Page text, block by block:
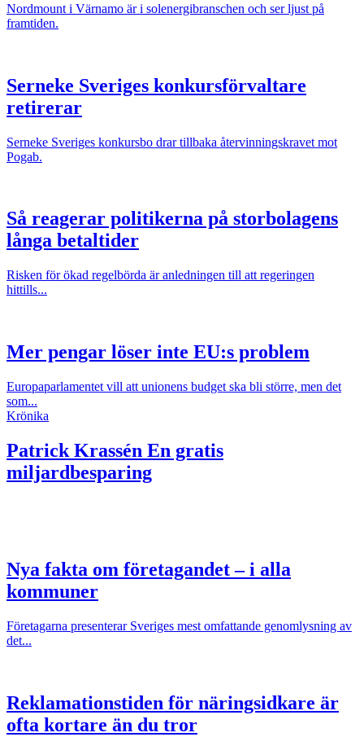
Nordmount i Värnamo är i solenergibranschen och ser ljust på
framtiden.
Serneke Sveriges konkursförvaltare
retirerar
Serneke Sveriges konkursbo drar tillbaka återvinningskravet mot
Pogab.
Så reagerar politikerna på storbolagens
långa betaltider
Risken för ökad regelbörda är anledningen till att regeringen
hittills...
Mer pengar löser inte EU:s problem
Europaparlamentet vill att unionens budget ska bli större, men det
som...
Krönika
Patrick Krassén En gratis
miljardbesparing
Nya fakta om företagandet – i alla
kommuner
Företagarna presenterar Sveriges mest omfattande genomlysning av
det...
Reklamationstiden för näringsidkare är
ofta kortare än du tror